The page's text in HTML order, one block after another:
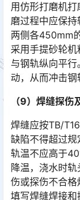
用仿形打磨机
磨过程中应保
两侧各450mm
采用手提砂轮
与钢轨纵向平
动，从而冲击钢
（9）焊缝探伤
焊缝应按TB/
缺陷不得超过
轨温不应高于
降温，浇水时
伤或探伤不合格
填写焊缝焊接